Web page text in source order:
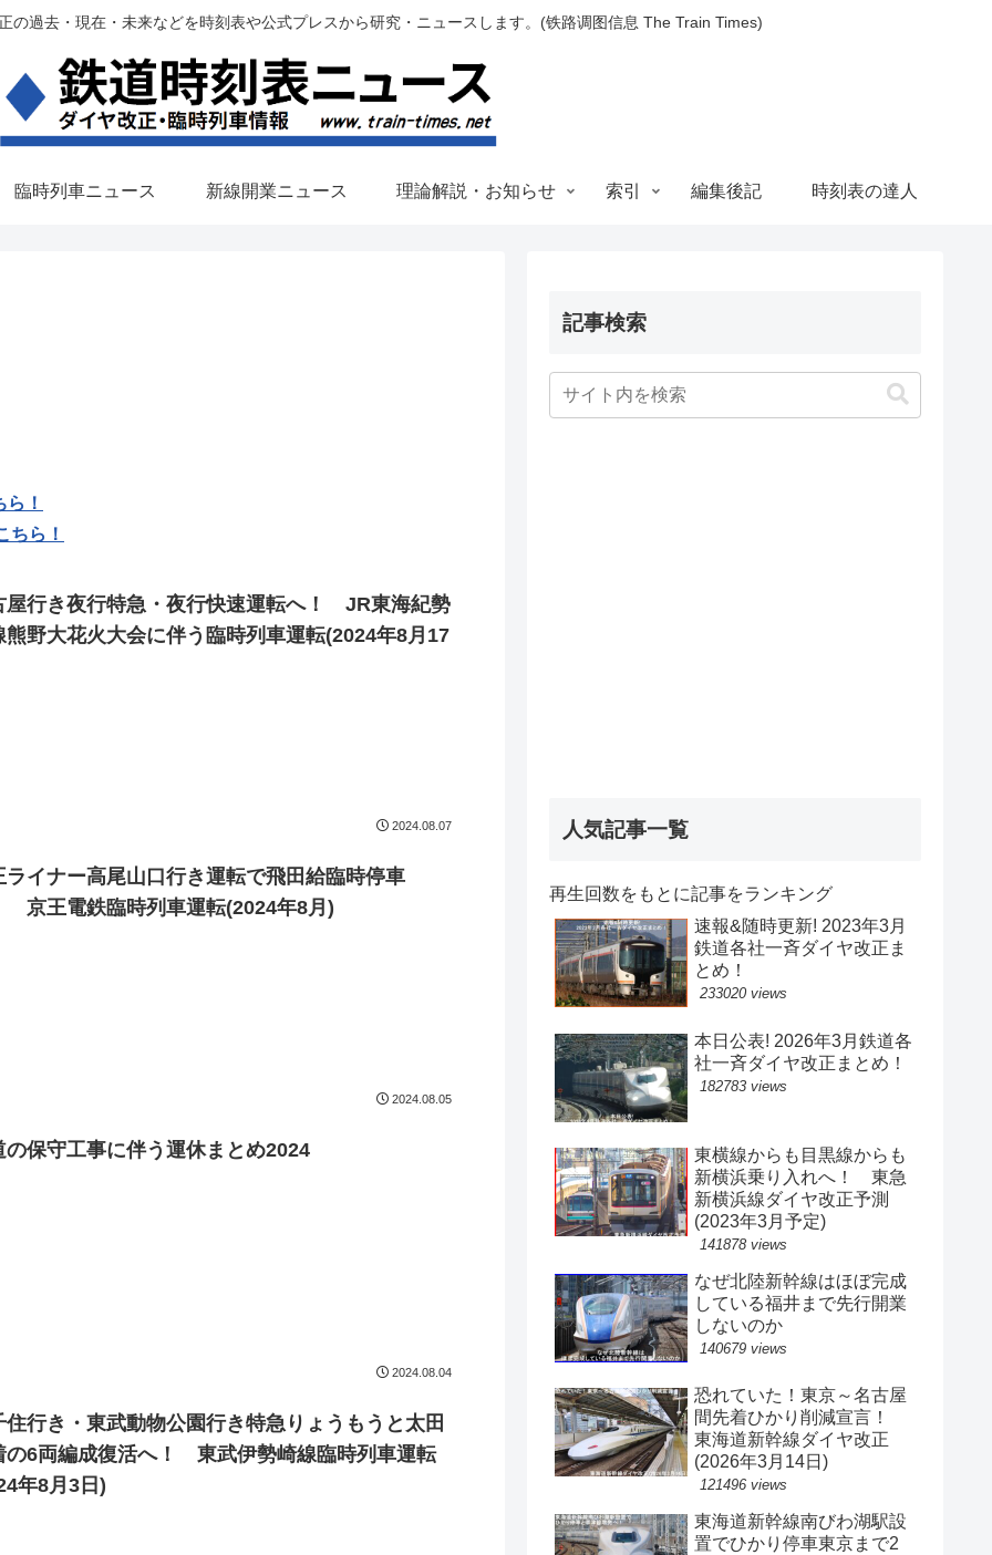
の過去・現在・未来などを時刻表や公式プレスから研究・ニュースします。(铁路调图信息 The Train Times)
臨時列車ニュース 新線開業ニュース 理論解説・お知らせ 索引 編集後記 時刻表の達人
！
ちら！
屋行き夜行特急・夜行快速運転へ！ JR東海紀勢
熊野大花火大会に伴う臨時列車運転(2024年8月17
2024.08.07
ライナー高尾山口行き運転で飛田給臨時停車
京王電鉄臨時列車運転(2024年8月)
2024.08.05
の保守工事に伴う運休まとめ2024
2024.08.04
住行き・東武動物公園行き特急りょうもうと太田
の6両編成復活へ！ 東武伊勢崎線臨時列車運転
年8月3日)
記事検索
人気記事一覧
再生回数をもとに記事をランキング
速報&随時更新! 2023年3月
鉄道各社一斉ダイヤ改正ま
とめ！
233020 views
本日公表! 2026年3月鉄道各
社一斉ダイヤ改正まとめ！
182783 views
東横線からも目黒線からも
新横浜乗り入れへ！ 東急
新横浜線ダイヤ改正予測
(2023年3月予定)
141878 views
なぜ北陸新幹線はほぼ完成
している福井まで先行開業
しないのか
140679 views
恐れていた！東京～名古屋
間先着ひかり削減宣言！
東海道新幹線ダイヤ改正
(2026年3月14日)
121496 views
東海道新幹線南びわ湖駅設
置でひかり停車東京まで2